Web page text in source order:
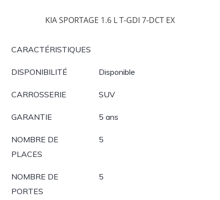
KIA SPORTAGE 1.6 L T-GDI 7-DCT EX
CARACTÉRISTIQUES
DISPONIBILITÉ Disponible
CARROSSERIE SUV
GARANTIE 5 ans
NOMBRE DE
PLACES
5
NOMBRE DE
PORTES
5